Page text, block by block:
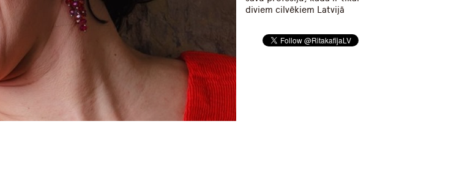
diviem cilvēkiem Latvijā